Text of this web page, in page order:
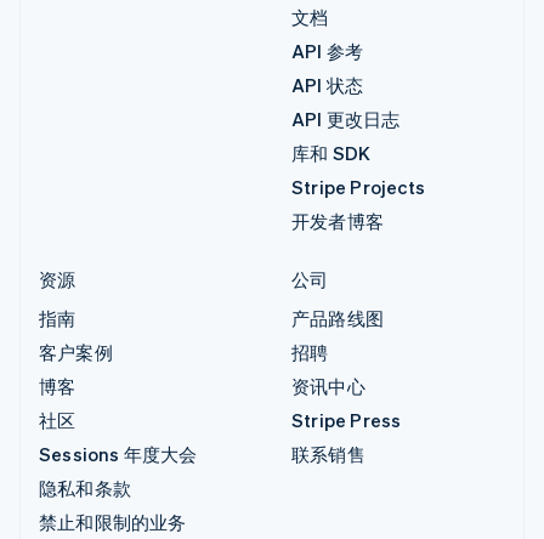
文档
API 参考
API 状态
API 更改日志
库和 SDK
Stripe Projects
开发者博客
资源
指南
客户案例
博客
社区
Sessions 年度大会
隐私和条款
禁止和限制的业务
公司
产品路线图
招聘
资讯中心
Stripe Press
联系销售